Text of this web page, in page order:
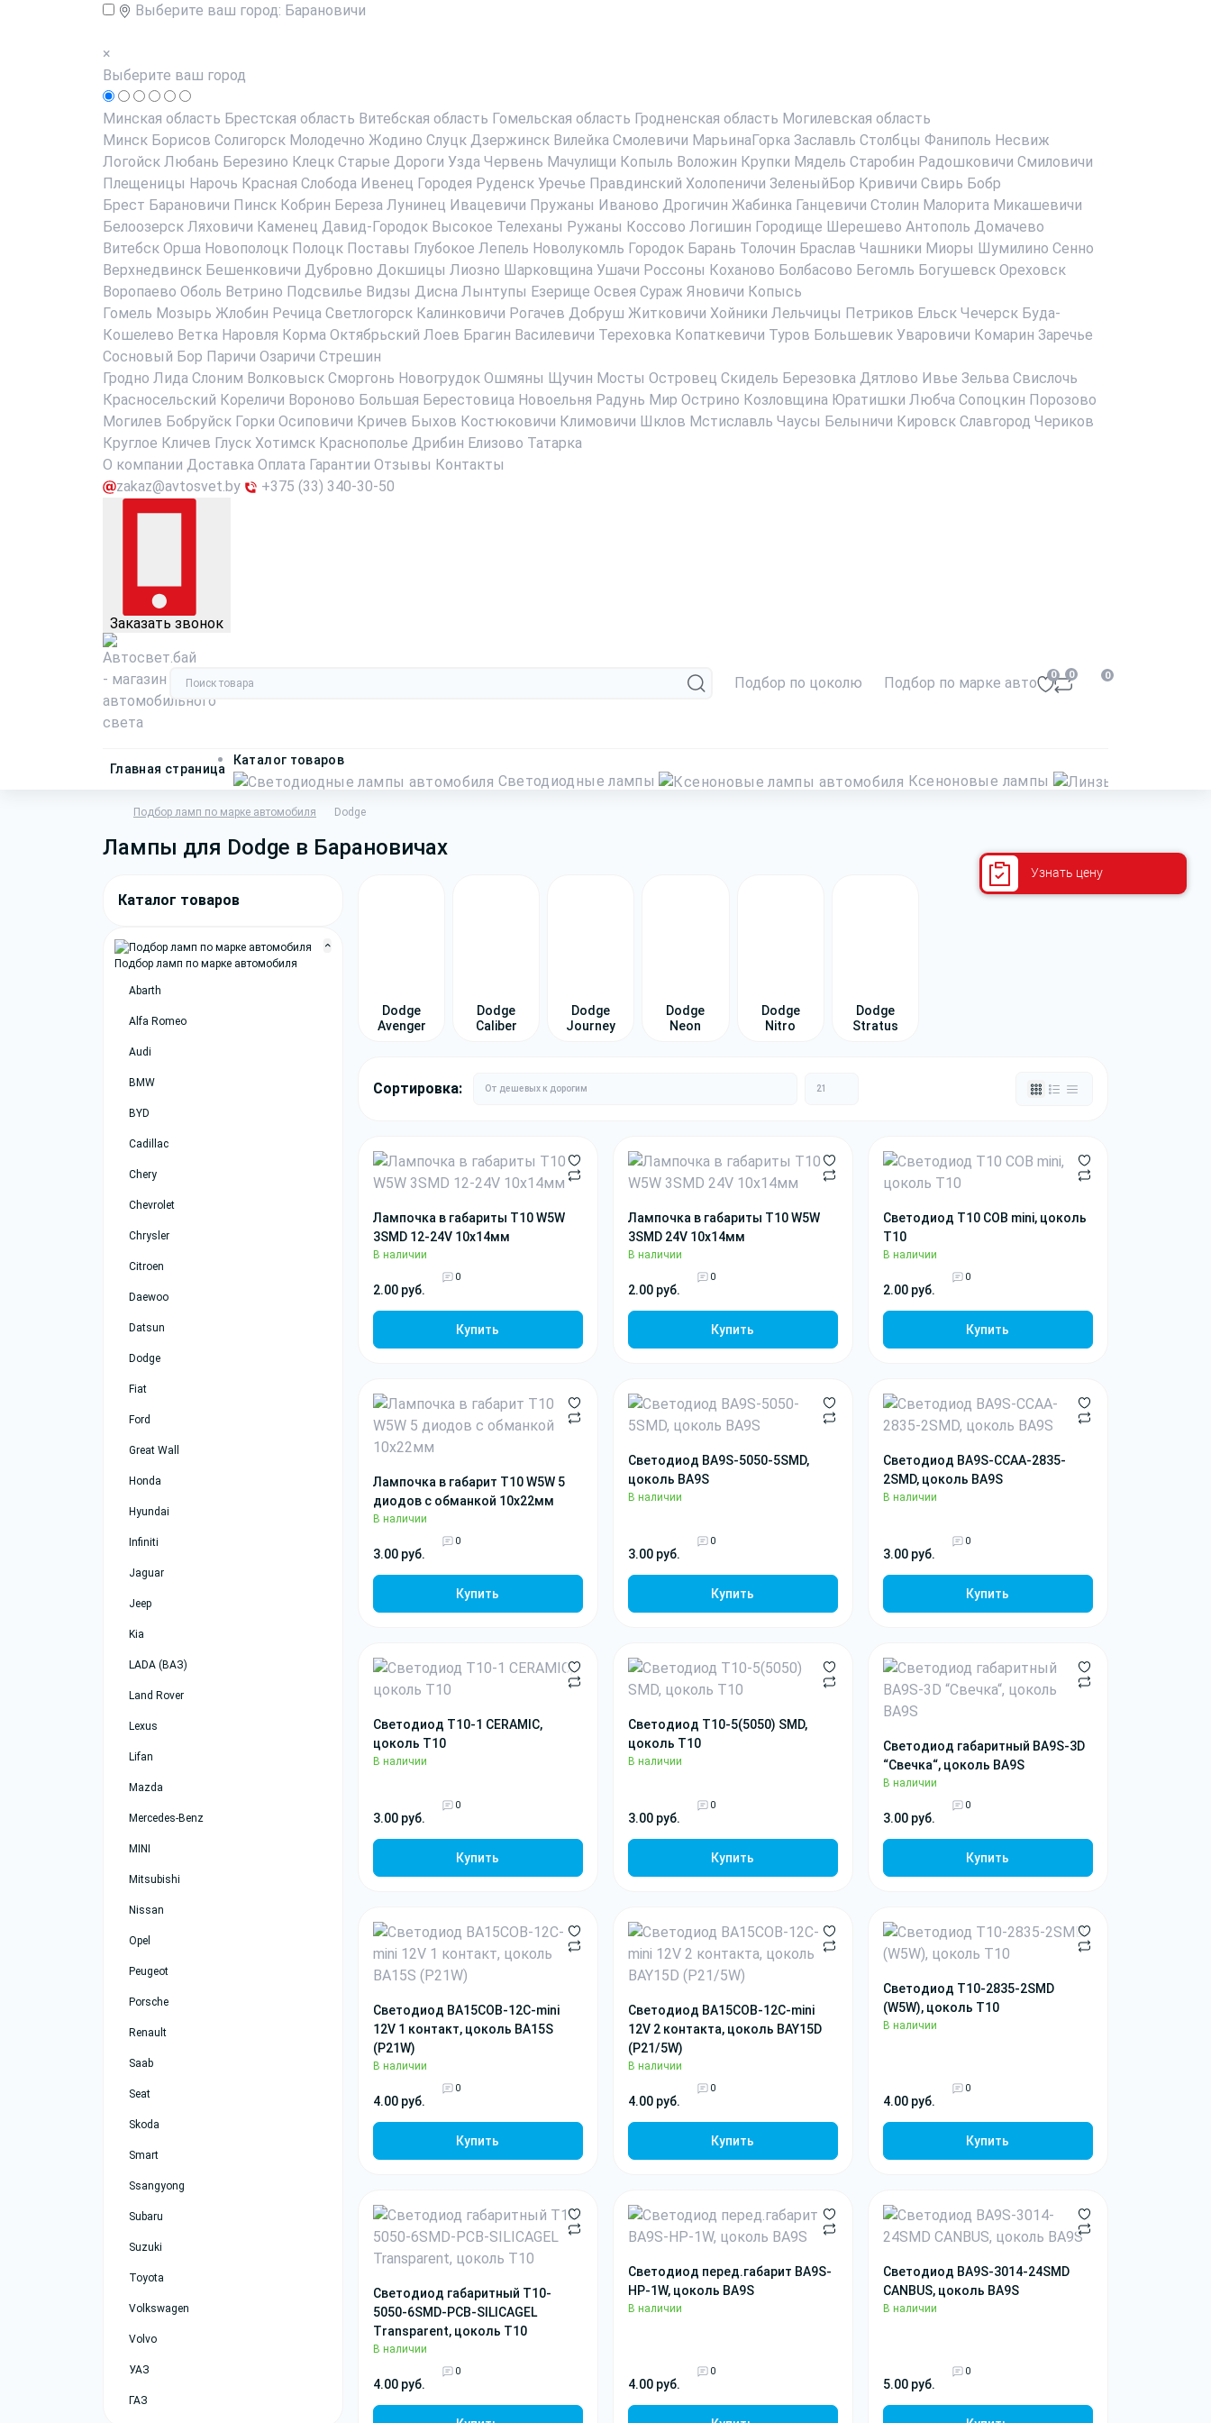
Выберите ваш город: Барановичи
×
Выберите ваш город
Минская область Брестская область Витебская область Гомельская область Гродненская область Могилевская область
Минск Борисов Солигорск Молодечно Жодино Слуцк Дзержинск Вилейка Смолевичи МарьинаГорка Заславль Столбцы Фаниполь Несвиж
Логойск Любань Березино Клецк Старые Дороги Узда Червень Мачулищи Копыль Воложин Крупки Мядель Старобин Радошковичи Смиловичи
Плещеницы Нарочь Красная Слобода Ивенец Городея Руденск Уречье Правдинский Холопеничи ЗеленыйБор Кривичи Свирь Бобр
Брест Барановичи Пинск Кобрин Береза Лунинец Ивацевичи Пружаны Иваново Дрогичин Жабинка Ганцевичи Столин Малорита Микашевичи
Белоозерск Ляховичи Каменец Давид-Городок Высокое Телеханы Ружаны Коссово Логишин Городище Шерешево Антополь Домачево
Витебск Орша Новополоцк Полоцк Поставы Глубокое Лепель Новолукомль Городок Барань Толочин Браслав Чашники Миоры Шумилино Сенно
Верхнедвинск Бешенковичи Дубровно Докшицы Лиозно Шарковщина Ушачи Россоны Коханово Болбасово Бегомль Богушевск Ореховск
Воропаево Оболь Ветрино Подсвилье Видзы Дисна Лынтупы Езерище Освея Сураж Яновичи Копысь
Гомель Мозырь Жлобин Речица Светлогорск Калинковичи Рогачев Добруш Житковичи Хойники Лельчицы Петриков Ельск Чечерск Буда-
Кошелево Ветка Наровля Корма Октябрьский Лоев Брагин Василевичи Тереховка Копаткевичи Туров Большевик Уваровичи Комарин Заречье
Сосновый Бор Паричи Озаричи Стрешин
Гродно Лида Слоним Волковыск Сморгонь Новогрудок Ошмяны Щучин Мосты Островец Скидель Березовка Дятлово Ивье Зельва Свислочь
Красносельский Кореличи Вороново Большая Берестовица Новоельня Радунь Мир Острино Козловщина Юратишки Любча Сопоцкин Порозово
Могилев Бобруйск Горки Осиповичи Кричев Быхов Костюковичи Климовичи Шклов Мстиславль Чаусы Белыничи Кировск Славгород Чериков
Круглое Кличев Глуск Хотимск Краснополье Дрибин Елизово Татарка
О компании Доставка Оплата Гарантии Отзывы Контакты
zakaz@avtosvet.by
+375 (33) 340-30-50
Заказать звонок
Подбор по цоколю Подбор по марке авто 0 0 0
Главная страница
Каталог товаров
Светодиодные лампы Ксеноновые лампы
Подбор ламп по марке автомобиля Dodge
Лампы для Dodge в Барановичах
Каталог товаров
Подбор ламп по марке автомобиля
Abarth
Alfa Romeo
Audi
BMW
BYD
Cadillac
Chery
Chevrolet
Chrysler
Citroen
Daewoo
Datsun
Dodge
Fiat
Ford
Great Wall
Honda
Hyundai
Infiniti
Jaguar
Jeep
Kia
LADA (ВАЗ)
Land Rover
Lexus
Lifan
Mazda
Mercedes-Benz
MINI
Mitsubishi
Nissan
Opel
Peugeot
Porsche
Renault
Saab
Seat
Skoda
Smart
Ssangyong
Subaru
Suzuki
Toyota
Volkswagen
Volvo
УАЗ
ГАЗ
Dodge
Avenger
Dodge
Caliber
Dodge
Journey
Dodge
Neon
Dodge
Nitro
Dodge
Stratus
Сортировка:
Лампочка в габариты T10 W5W
3SMD 12-24V 10x14мм
В наличии
0
2.00 руб.
Купить
Лампочка в габариты T10 W5W
3SMD 24V 10x14мм
В наличии
0
2.00 руб.
Купить
Светодиод T10 COB mini, цоколь
T10
В наличии
0
2.00 руб.
Купить
Лампочка в габарит T10 W5W 5
диодов с обманкой 10х22мм
В наличии
0
3.00 руб.
Купить
Светодиод BA9S-5050-5SMD,
цоколь BA9S
В наличии
0
3.00 руб.
Купить
Светодиод BA9S-CCAA-2835-
2SMD, цоколь BA9S
В наличии
0
3.00 руб.
Купить
Светодиод T10-1 CERAMIC,
цоколь T10
В наличии
0
3.00 руб.
Купить
Светодиод T10-5(5050) SMD,
цоколь T10
В наличии
0
3.00 руб.
Купить
Светодиод габаритный BA9S-3D
“Свечка“, цоколь BA9S
В наличии
0
3.00 руб.
Купить
Светодиод BA15COB-12C-mini
12V 1 контакт, цоколь BA15S
(P21W)
В наличии
0
4.00 руб.
Купить
Светодиод BA15COB-12C-mini
12V 2 контакта, цоколь BAY15D
(P21/5W)
В наличии
0
4.00 руб.
Купить
Светодиод T10-2835-2SMD
(W5W), цоколь T10
В наличии
0
4.00 руб.
Купить
Светодиод габаритный T10-
5050-6SMD-PCB-SILICAGEL
Transparent, цоколь T10
В наличии
0
4.00 руб.
Светодиод перед.габарит BA9S-
HP-1W, цоколь BA9S
В наличии
0
4.00 руб.
Светодиод BA9S-3014-24SMD
CANBUS, цоколь BA9S
В наличии
0
5.00 руб.
Узнать цену